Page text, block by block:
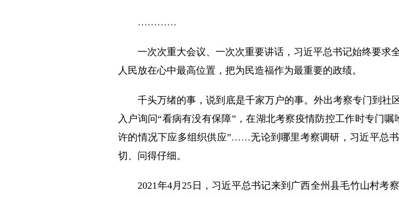
…………
一次次重大会议、一次次重要讲话，习近平总书记始终要求
人民放在心中最高位置，把为民造福作为最重要的政绩。
千头万绪的事，说到底是千家万户的事。外出考察专门到社
入户询问“看病有没有保障”，在湖北考察疫情防控工作时专门
许的情况下应多组织供应”……无论到哪里考察调研，习近平总
切、问得仔细。
2021年4月25日，习近平总书记来到广西全州县毛竹山村考